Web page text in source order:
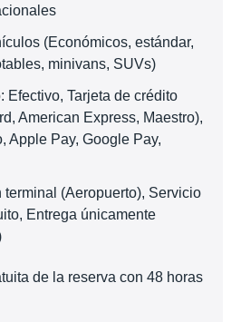
(Económicos, estándar,
minivans, SUVs)
Efectivo, Tarjeta de crédito
American Express, Maestro),
Apple Pay, Google Pay,
terminal (Aeropuerto), Servicio
Entrega únicamente
de la reserva con 48 horas